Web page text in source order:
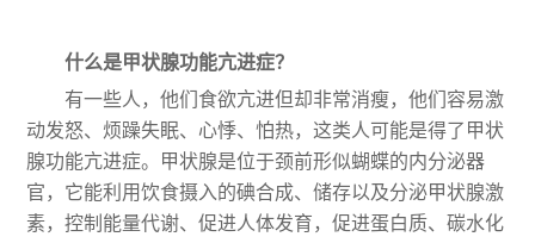
关于我们
什么是甲状腺功能亢进症？
有一些人，他们食欲亢进但却非常消瘦，他们容易激
动发怒、烦躁失眠、心悸、怕热，这类人可能是得了甲状
腺功能亢进症。甲状腺是位于颈前形似蝴蝶的内分泌器
官，它能利用饮食摄入的碘合成、储存以及分泌甲状腺激
素，控制能量代谢、促进人体发育，促进蛋白质、碳水化